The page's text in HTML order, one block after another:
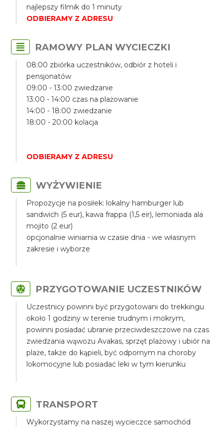
najlepszy filmik do 1 minuty
ODBIERAMY Z ADRESU
RAMOWY PLAN WYCIECZKI
08:00 zbiórka uczestników, odbiór z hoteli i
pensjonatów
09:00 - 13:00 zwiedzanie
13:00 - 14:00 czas na plażowanie
14:00 - 18:00 zwiedzanie
18:00 - 20:00 kolacja
ODBIERAMY Z ADRESU
WYŻYWIENIE
Propozycje na posiłek: lokalny hamburger lub
sandwich (5 eur), kawa frappa (1,5 eir), lemoniada ala
mojito (2 eur)
opcjonalnie winiarnia w czasie dnia - we własnym
zakresie i wyborze
PRZYGOTOWANIE UCZESTNIKÓW
Uczestnicy powinni być przygotowani do trekkingu
około 1 godziny w terenie trudnym i mokrym,
powinni posiadać ubranie przeciwdeszczowe na czas
zwiedzania wąwozu Avakas, sprzęt plażowy i ubiór na
plaże, także do kąpieli, być odpornym na choroby
lokomocyjne lub posiadać leki w tym kierunku
TRANSPORT
Wykorzystamy na naszej wycieczce samochód